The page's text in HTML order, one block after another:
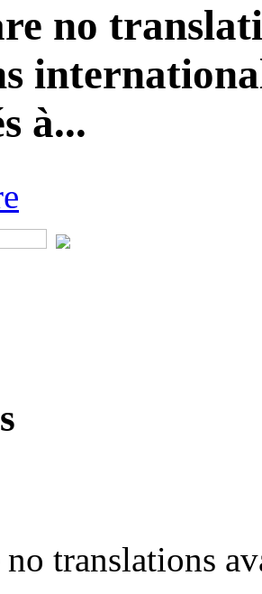
no
à...
no translations